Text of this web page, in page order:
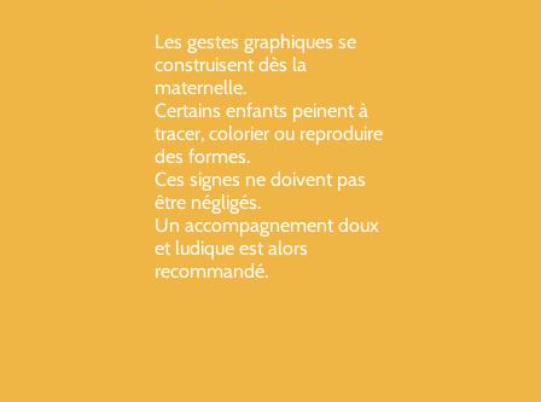
Les gestes graphiques se
construisent dès la
maternelle.
Certains enfants peinent à
tracer, colorier ou reproduire
des formes.
Ces signes ne doivent pas
être négligés.
Un accompagnement doux
et ludique est alors
recommandé.